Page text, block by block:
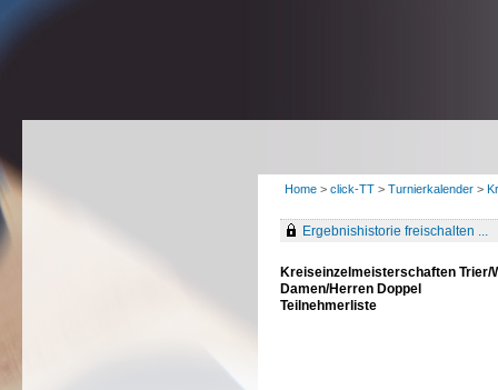
Home > click-TT > Turnierkalender >
Ergebnishistorie freischalten ...
Kreiseinzelmeisterschaften Trier/
Damen/Herren Doppel
Teilnehmerliste